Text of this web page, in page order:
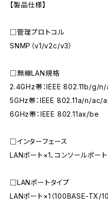
【製品仕様】
□管理プロトコル
SNMP（v1/v2c/v3）
□無線LAN規格
2.4GHz帯：IEEE 802.11b/g/
5GHz帯：IEEE 802.11a/n/ac/
6GHz帯：IEEE 802.11ax/be
□インターフェース
LANポート×1、コンソールポー
□LANポートタイプ
LANポート×1（100BASE-TX/